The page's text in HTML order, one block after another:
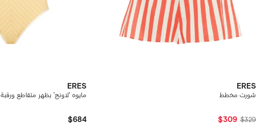
ERES
شورت مخطط
$329
$309
ERES
مايوه 'لاونج' بظهر متقاطع ورقبة V
$684